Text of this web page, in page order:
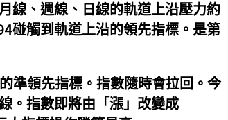
線、週線、日線的軌道上沿壓力約
碰觸到軌道上沿的領先指標。是第
準領先指標。指數隨時會拉回。今
。指數即將由「漲」改變成